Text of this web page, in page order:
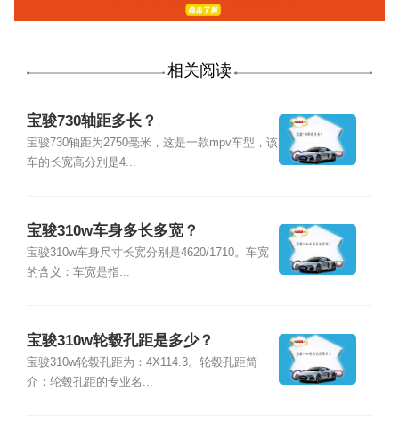
相关阅读
宝骏730轴距多长？
宝骏730轴距为2750毫米，这是一款mpv车型，该
车的长宽高分别是4...
宝骏310w车身多长多宽？
宝骏310w车身尺寸长宽分别是4620/1710。车宽
的含义：车宽是指...
宝骏310w轮毂孔距是多少？
宝骏310w轮毂孔距为：4X114.3。轮毂孔距简
介：轮毂孔距的专业名...